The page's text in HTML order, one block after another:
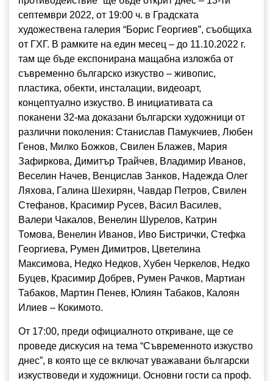
септември 2022, от 19:00 ч. в Градската
художествена галерия “Борис Георгиев”, съобщиха
от ГХГ. В рамките на един месец – до 11.10.2022 г.
там ще бъде експонирана мащабна изложба от
съвременно българско изкуство – живопис,
пластика, обекти, инсталации, видеоарт,
концептуално изкуство. В инициативата са
поканени 32-ма доказани български художници от
различни поколения: Станислав Памукчиев, Любен
Генов, Милко Божков, Свилен Блажев, Мария
Зафиркова, Димитър Трайчев, Владимир Иванов,
Веселин Начев, Венцислав Занков, Надежда Олег
Ляхова, Галина Шехирян, Чавдар Петров, Свилен
Стефанов, Красимир Русев, Васил Василев,
Валери Чакалов, Венелин Шурелов, Катрин
Томова, Венелин Иванов, Иво Бистрички, Стефка
Георгиева, Румен Димитров, Цветелина
Максимова, Недко Недков, Хубен Черкелов, Недко
Буцев, Красимир Добрев, Румен Рачков, Мартиан
Табаков, Мартин Пенев, Юлиян Табаков, Калоян
Илиев – Кокимото.
От 17:00, преди официалното откриване, ще се
проведе дискусия на тема “Съвременното изкуство
днес”, в която ще се включат уважавани български
изкуствоведи и художници. Основни гости са проф.